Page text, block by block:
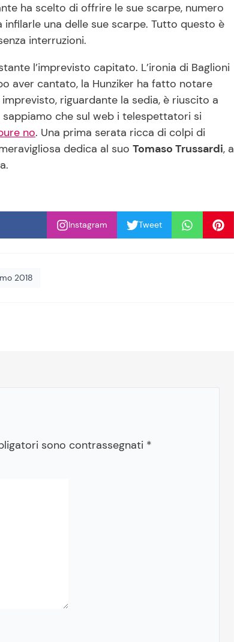
ha scelto di offrire le sue scarpe, numero
una delle sue scarpe. Tutto questo è
interruzioni.
l’imprevisto capitato. L’ironia di Baglioni
aver cantato, la Hunziker ha fatto notare
riguardante la sedia, è riuscito a
sappiamo che sul web i telespettatori si
no. Una prima serata ricca di colpi di
dedica al suo Tomaso Trussardi, a
Instagram Tweet
2018
sono contrassegnati *